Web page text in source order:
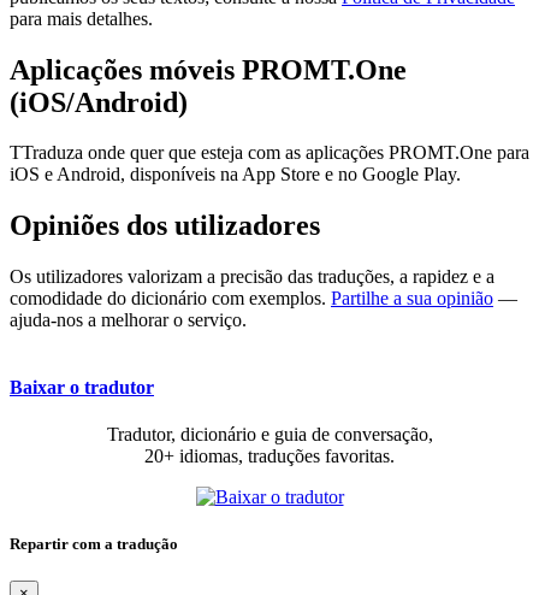
para mais detalhes.
Aplicações móveis PROMT.One
(iOS/Android)
TTraduza onde quer que esteja com as aplicações PROMT.One para
iOS e Android, disponíveis na App Store e no Google Play.
Opiniões dos utilizadores
Os utilizadores valorizam a precisão das traduções, a rapidez e a
comodidade do dicionário com exemplos. Partilhe a sua opinião —
ajuda-nos a melhorar o serviço.
Baixar o tradutor
Tradutor, dicionário e guia de conversação,
20+ idiomas, traduções favoritas.
Repartir com a tradução